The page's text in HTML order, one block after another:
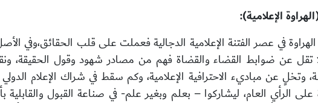
الإعلامية):
في عصر الفتنة الإعلامية الدجالية فعملت على قلب الحقائق،وفي
تقل عن ضوابط القضاء والقضاة فهم من مصادر شهود وقول الحقيقة،
وتخلٍ عن مباديء الاحترافية الإعلامية، وكم سقط في شراك الإعلام
الرأي العام، ليشاركوا – بعلم وبغير علم- في صناعة القبول والقابلية